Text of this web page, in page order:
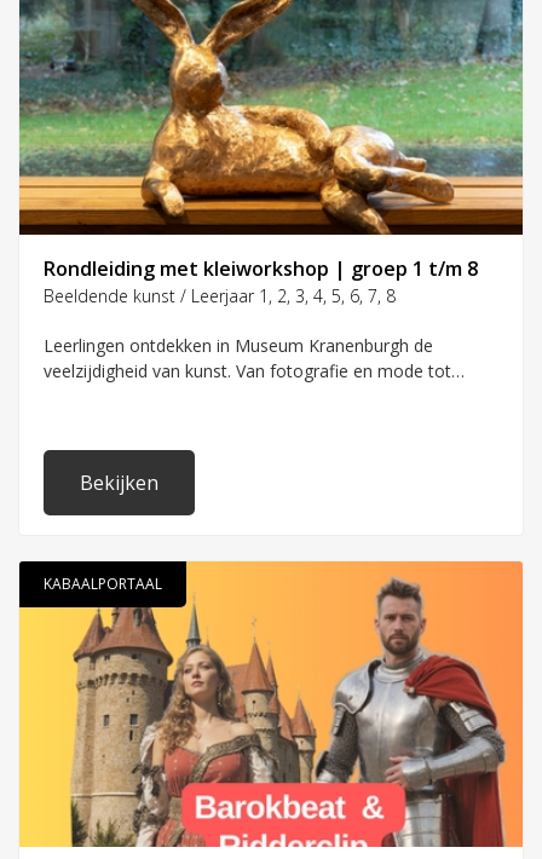
Rondleiding met kleiworkshop | groep 1 t/m 8
Beeldende kunst / Leerjaar 1, 2, 3, 4, 5, 6, 7, 8
Leerlingen ontdekken in Museum Kranenburgh de
veelzijdigheid van kunst. Van fotografie en mode tot
lichaam om kunst te ervaren, van neus tot voeten. Door
middel van interactieve doe-opdrachten leren ze wat
kunst allemaal kan zijn en wat je er zelf in kunt ontdekken.
Na de rondleiding volgen zij een kleiworkshop maak je
Bekijken
KABAALPORTAAL